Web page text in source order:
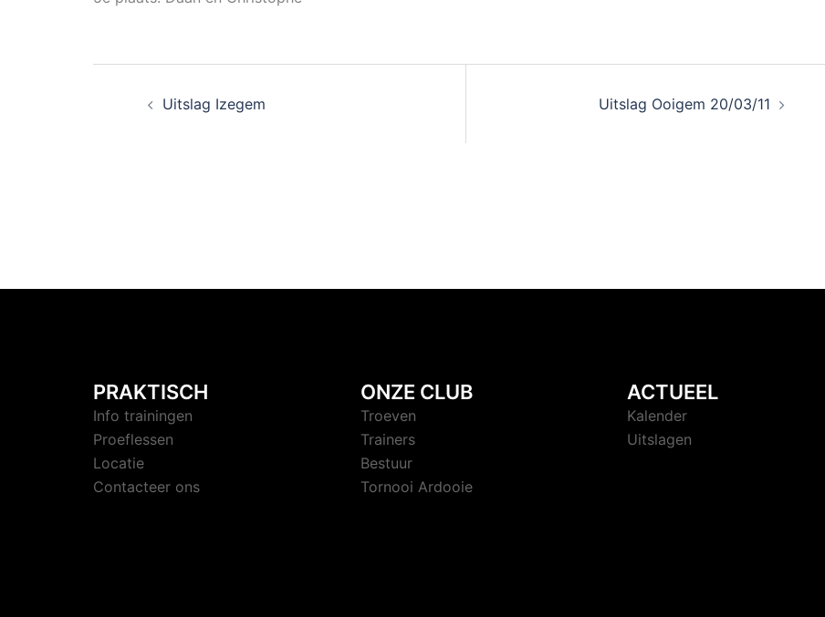
Uitslag Izegem Uitslag Ooigem 20/03/11
PRAKTISCH
Info trainingen
Proeflessen
Locatie
Contacteer ons
ONZE CLUB
Troeven
Trainers
Bestuur
Tornooi Ardooie
ACTUEEL
Kalender
Uitslagen